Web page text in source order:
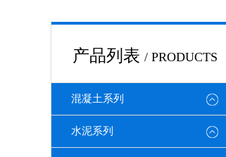
产品列表 / PRODUCTS
混凝土系列
水泥系列